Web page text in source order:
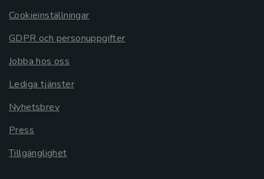
Cookieinställningar
GDPR och personuppgifter
Jobba hos oss
Lediga tjänster
Nyhetsbrev
Press
Tillgänglighet